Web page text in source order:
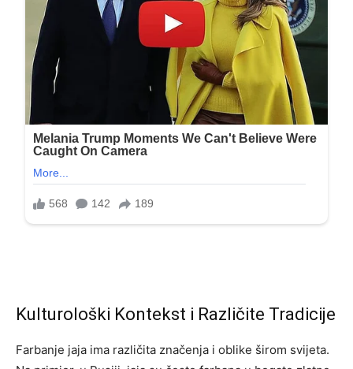
Kulturološki Kontekst i Različite Tradicije
Farbanje jaja ima različita značenja i oblike širom svijeta.